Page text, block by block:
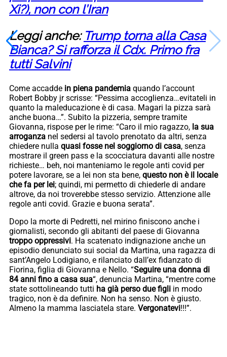
Xi?), non con l’Iran
Leggi anche: Trump torna alla Casa
Bianca? Si rafforza il Cdx. Primo fra
tutti Salvini
Come accadde in piena pandemia quando l’account
Robert Bobby jr scrisse: “Pessima accoglienza…evitateli in
quanto la maleducazione è di casa. Magari la pizza sarà
anche buona…”. Subito la pizzeria, sempre tramite
Giovanna, rispose per le rime: “Caro il mio ragazzo, la sua
arroganza nel sedersi al tavolo prenotato da altri, senza
chiedere nulla quasi fosse nel soggiorno di casa, senza
mostrare il green pass e la scocciatura davanti alle nostre
richieste… beh, noi manteniamo le regole anti covid per
potere lavorare, se a lei non sta bene, questo non è il locale
che fa per lei; quindi, mi permetto di chiederle di andare
altrove, da noi troverebbe stesso servizio. Attenzione alle
regole anti covid. Grazie e buona serata”.
Dopo la morte di Pedretti, nel mirino finiscono anche i
giornalisti, secondo gli abitanti del paese di Giovanna
troppo oppressivi. Ha scatenato indignazione anche un
episodio denunciato sui social da Martina, una ragazza di
sant’Angelo Lodigiano, e rilanciato dall’ex fidanzato di
Fiorina, figlia di Giovanna e Nello. “Seguire una donna di
84 anni fino a casa sua“, denuncia Martina, “mentre come
state sottolineando tutti ha già perso due figli in modo
tragico, non è da definire. Non ha senso. Non è giusto.
Almeno la mamma lasciatela stare. Vergonatevi!!!”.